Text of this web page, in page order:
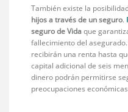
También existe la
hijos a través de un seguro.
seguro de Vidaque
fallecimiento del
recibirán una renta hasta
capital adicional de seis
dinero podrán permitirse
preocupaciones